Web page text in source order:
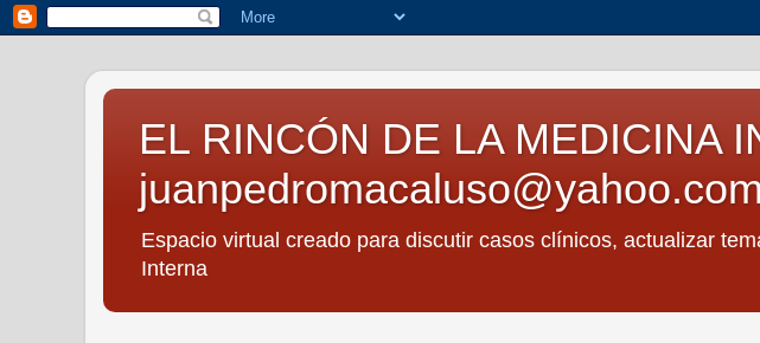
EL RINCÓN DE LA MEDICINA
Espacio virtual creado para discutir casos clínicos, actualizar
Interna